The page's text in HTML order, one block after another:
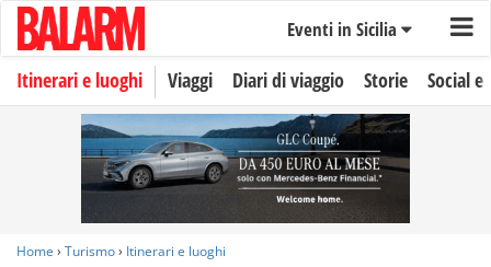
Eventi in Sicilia
Itinerari e luoghi Viaggi Diari di viaggio Storie Social
Home › Turismo› Itinerari e luoghi